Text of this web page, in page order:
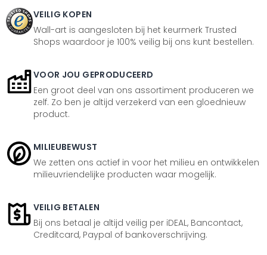
VEILIG KOPEN
Wall-art is aangesloten bij het keurmerk Trusted
Shops waardoor je 100% veilig bij ons kunt bestellen.
VOOR JOU GEPRODUCEERD
Een groot deel van ons assortiment produceren we
zelf. Zo ben je altijd verzekerd van een gloednieuw
product.
MILIEUBEWUST
We zetten ons actief in voor het milieu en ontwikkelen
milieuvriendelijke producten waar mogelijk.
VEILIG BETALEN
Bij ons betaal je altijd veilig per iDEAL, Bancontact,
Creditcard, Paypal of bankoverschrijving.